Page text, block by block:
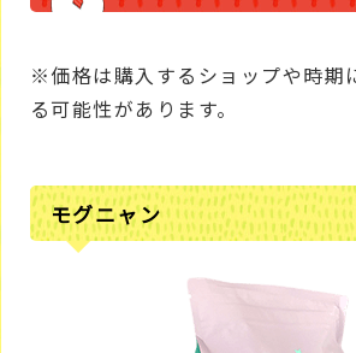
※価格は購入するショップや時期
る可能性があります。
モグニャン